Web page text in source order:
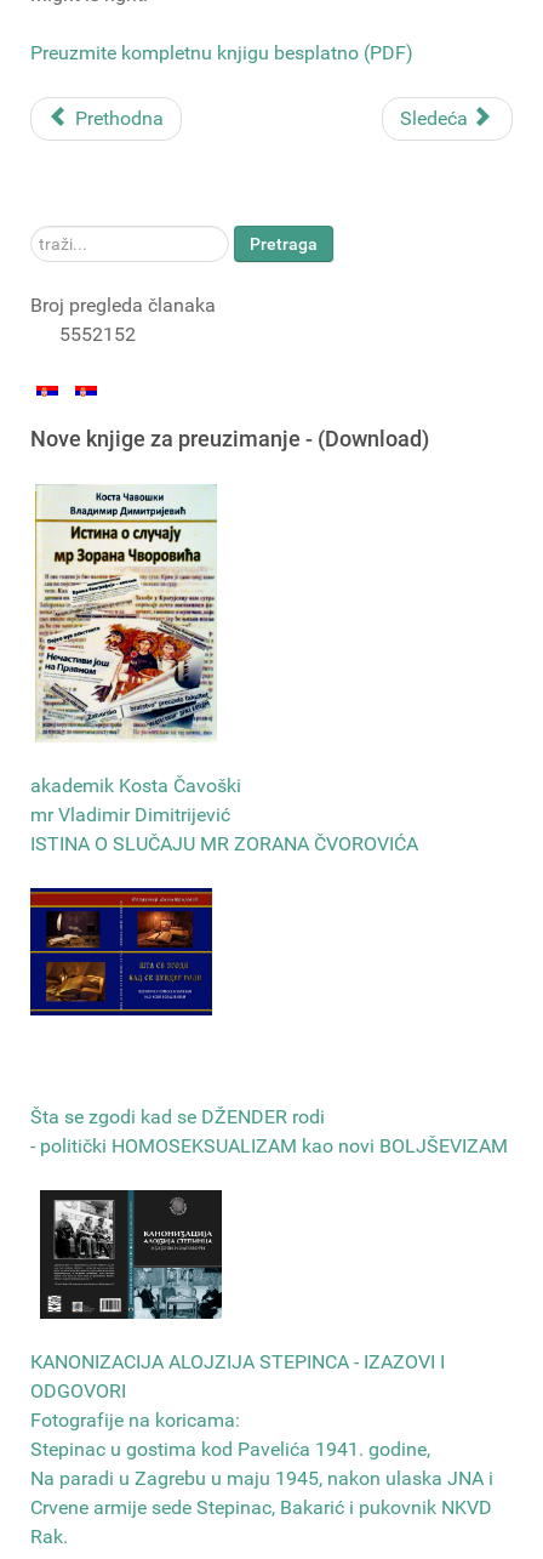
Preuzmite kompletnu knjigu besplatno (PDF)
Prethodna Sledeća
traži... Pretraga
Broj pregleda članaka
5552152
Nove knjige za preuzimanje - (Download)
akademik Kosta Čavoški
mr Vladimir Dimitrijević
ISTINA O SLUČAJU MR ZORANA ČVOROVIĆA
Šta se zgodi kad se DŽENDER rodi
- politički HOMOSEKSUALIZAM kao novi BOLJŠEVIZAM
КANONIZACIJA ALOJZIJA STEPINCA - IZAZOVI I
ODGOVORI
Fotografije na koricama:
Stepinac u gostima kod Pavelića 1941. godine,
Na paradi u Zagrebu u maju 1945, nakon ulaska JNA i
Crvene armije sede Stepinac, Bakarić i pukovnik NKVD
Rak.